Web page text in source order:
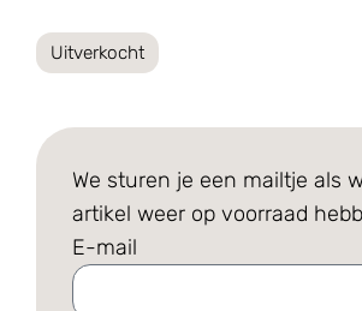
Uitverkocht
We sturen je een mailtje als
artikel weer op voorraad
E-mail